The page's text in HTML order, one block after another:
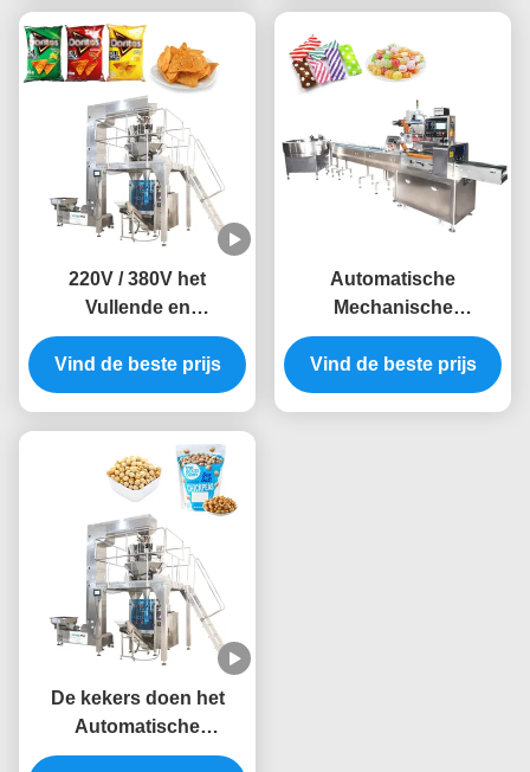
220V / 380V het
Vullende en
Verzegelende
Zaksuikergoed van
verticale Automatische
Vind de beste prijs
Automatische
Mechanische
Suikergoed Individuele
Verpakkende Machine
2.5kw
Vind de beste prijs
De kekers doen het
Automatische
Verpakkingsmachines